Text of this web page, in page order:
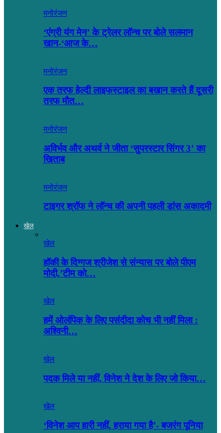
मनोरंजन
‘एंग्री यंग मेन’ के ट्रेलर लॉन्च पर बोले सलमान
खान-‘आज के…
मनोरंजन
एक तरफ हेल्दी लाइफस्टाइल का बखान करते हैं दूसरी
तरफ मौत…
मनोरंजन
अविर्भव और अथर्व ने जीता ‘सुपरस्टार सिंगर 3’ का
खिताब
मनोरंजन
टाइगर श्रॉफ ने लॉन्च की अपनी पहली डांस अकादमी
खेल
खेल
हॉकी के दिग्गज श्रीजेश से संन्यास पर बोले पीएम
मोदी,’टीम को…
खेल
हमें ओलंपिक के लिए पसंदीदा कोच भी नहीं मिला :
अश्विनी…
खेल
पदक मिले या नहीं, विनेश ने देश के लिए जो किया…
खेल
‘विनेश आप हारी नहीं, हराया गया है’- बजरंग पूनिया